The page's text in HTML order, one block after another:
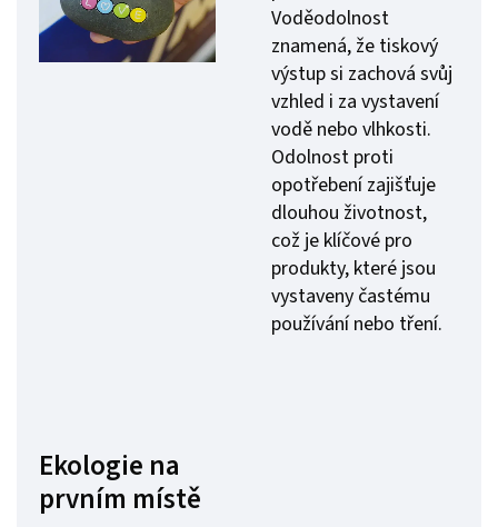
Voděodolnost
znamená, že tiskový
výstup si zachová svůj
vzhled i za vystavení
vodě nebo vlhkosti.
Odolnost proti
opotřebení zajišťuje
dlouhou životnost,
což je klíčové pro
produkty, které jsou
vystaveny častému
používání nebo tření.
Ekologie na
prvním místě